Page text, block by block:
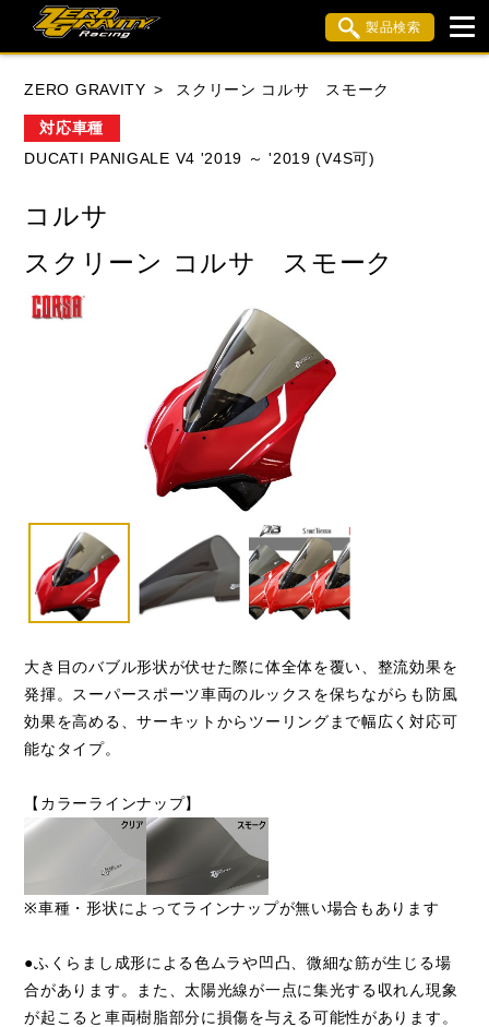
製品検索
閉じる
ZERO GRAVITY スクリーン コルサ スモーク
対応車種
DUCATI PANIGALE V4 '2019 ～ '2019 (V4S可)
コルサ
スクリーン コルサ スモーク
大き目のバブル形状が伏せた際に体全体を覆い、整流効果を
発揮。スーパースポーツ車両のルックスを保ちながらも防風
効果を高める、サーキットからツーリングまで幅広く対応可
能なタイプ。
【カラーラインナップ】
※車種・形状によってラインナップが無い場合もあります
●ふくらまし成形による色ムラや凹凸、微細な筋が生じる場
合があります。また、太陽光線が一点に集光する収れん現象
が起こると車両樹脂部分に損傷を与える可能性があります。